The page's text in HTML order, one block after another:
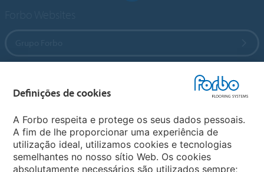
Sites Mundiais
Definições de cookies
A Forbo respeita e protege os seus dados pessoais.
A fim de lhe proporcionar uma experiência de
utilização ideal, utilizamos cookies e tecnologias
semelhantes no nosso sítio Web. Os cookies
absolutamente necessários são utilizados sempre;